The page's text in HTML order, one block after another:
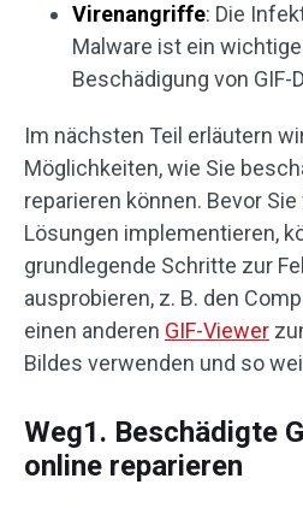
Virenangriffe: Die
Malware ist ein
Beschädigung von GIF-
Im nächsten Teil erläutern
Möglichkeiten, wie Sie
reparieren können. Bevor
Lösungen implementieren,
grundlegende Schritte zur
ausprobieren, z. B. den
einen anderen GIF-Viewer
Bildes verwenden und so
Weg1. Beschädigte
online reparieren